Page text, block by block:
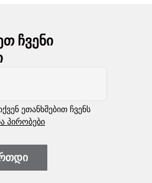
ჩვენი
ეთანხმებით ჩვენს
პირობები